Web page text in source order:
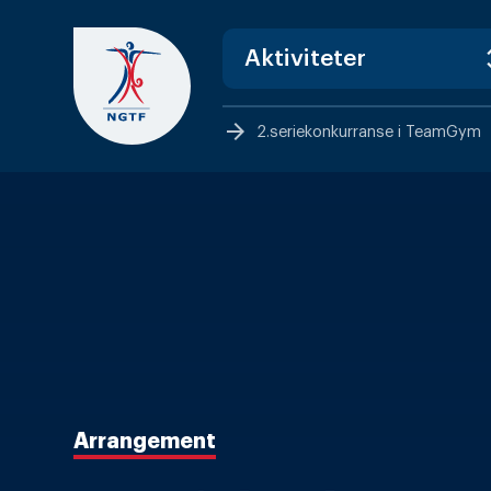
content
arrow_forward 2.seriekonkurranse i TeamGym
Arrangement